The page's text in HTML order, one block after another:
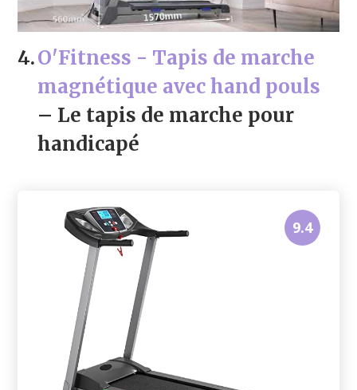
4.O'Fitness - Tapis de marche
magnétique avec hand pouls
– Le tapis de marche pour
handicapé
9.4